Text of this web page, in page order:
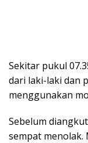
Sekitar pukul
dari laki-laki dan
menggunakan
Sebelum
sempat menolak.